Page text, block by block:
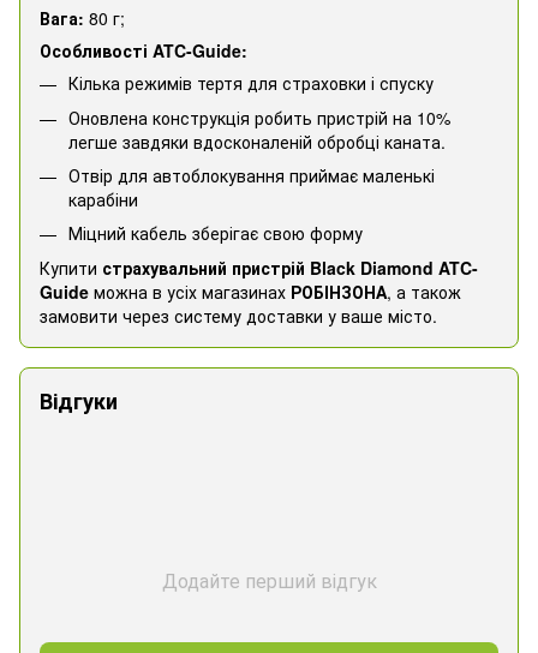
Вага: 80 г;
Особливості ATC-Guide:
Кілька режимів тертя для страховки і спуску
Оновлена ​​конструкція робить пристрій на 10%
легше завдяки вдосконаленій обробці каната.
Отвір для автоблокування приймає маленькі
карабіни
Міцний кабель зберігає свою форму
Купити страхувальний пристрій Black Diamond ATC-
Guide можна в усіх магазинах РОБІНЗОНА, а також
замовити через систему доставки у ваше місто.
Відгуки
Додайте перший відгук